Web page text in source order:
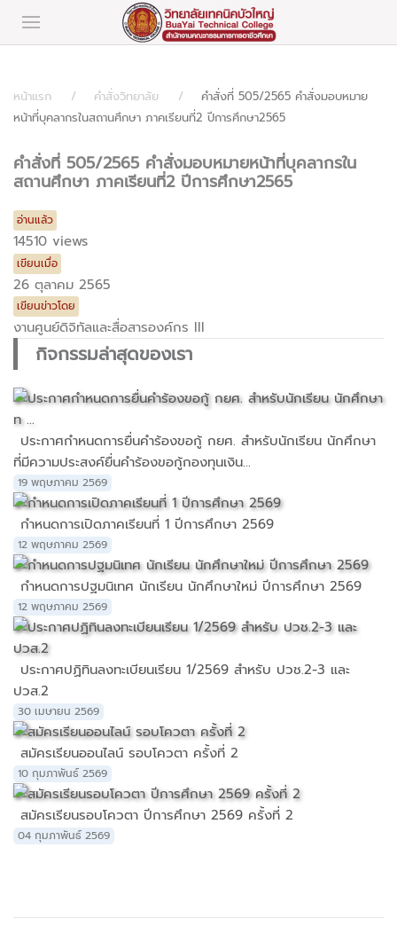
หน้าแรก คำสั่งวิทยาลัย
คำสั่งที่ 505/2565 คำสั่งมอบหมาย
หน้าที่บุคลากรในสถานศึกษา ภาคเรียนที่2 ปีการศึกษา2565
คำสั่งที่ 505/2565 คำสั่งมอบหมายหน้าที่บุคลากรใน
สถานศึกษา ภาคเรียนที่2 ปีการศึกษา2565
อ่านแล้ว
14510 views
เขียนเมื่อ
26 ตุลาคม 2565
เขียนข่าวโดย
งานศูนย์ดิจิทัลและสื่อสารองค์กร III
กิจกรรมล่าสุดของเรา
ประกาศกำหนดการยื่นคำร้องขอกู้ กยศ. สำหรับนักเรียน นักศึกษา
ที่มีความประสงค์ยื่นคำร้องขอกู้กองทุนเงิน...
19 พฤษภาคม 2569
กำหนดการเปิดภาคเรียนที่ 1 ปีการศึกษา 2569
12 พฤษภาคม 2569
กำหนดการปฐมนิเทศ นักเรียน นักศึกษาใหม่ ปีการศึกษา 2569
12 พฤษภาคม 2569
ประกาศปฏิทินลงทะเบียนเรียน 1/2569 สำหรับ ปวช.2-3 และ
ปวส.2
30 เมษายน 2569
สมัครเรียนออนไลน์ รอบโควตา ครั้งที่ 2
10 กุมภาพันธ์ 2569
สมัครเรียนรอบโควตา ปีการศึกษา 2569 ครั้งที่ 2
04 กุมภาพันธ์ 2569